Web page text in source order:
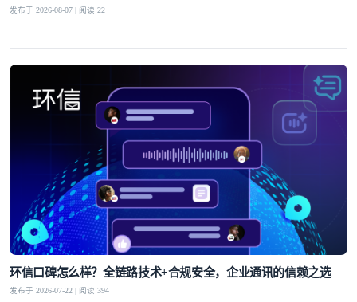
发布于 2026-08-07 | 阅读 22
环信口碑怎么样？全链路技术+合规安全，企业通讯的信赖之选
发布于 2026-07-22 | 阅读 394